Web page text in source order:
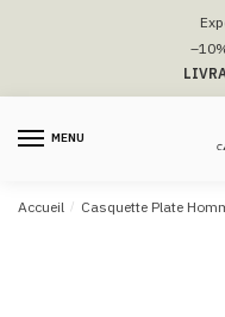
navigation
MENU
Accueil / Casquette Plate